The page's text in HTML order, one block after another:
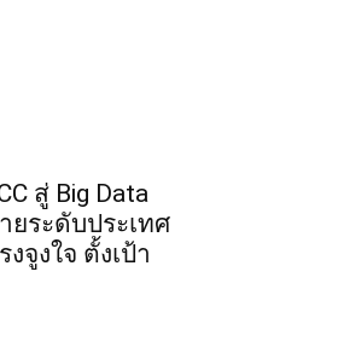
สู่ Big Data
ระดับประเทศ
จูงใจ ตั้งเป้า